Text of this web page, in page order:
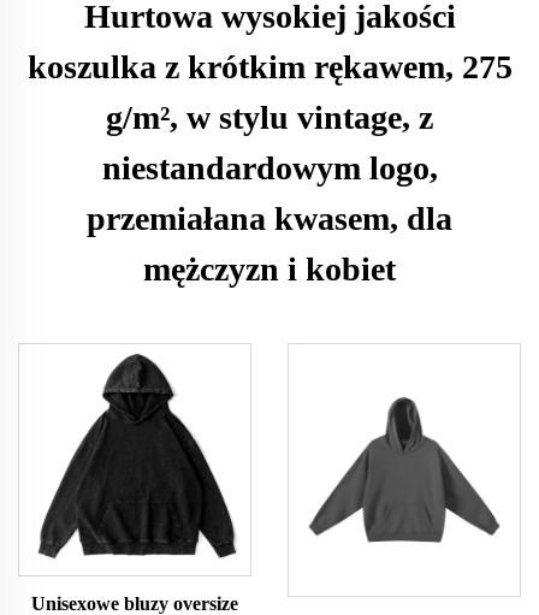
Hurtowa wysokiej jakości
koszulka z krótkim rękawem, 275
g/m², w stylu vintage, z
niestandardowym logo,
przemiałana kwasem, dla
mężczyzn i kobiet
Unisexowe bluzy oversize